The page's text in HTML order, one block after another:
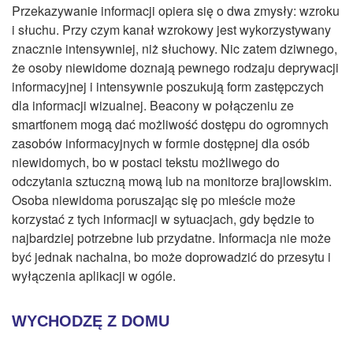
Przekazywanie informacji opiera się o dwa zmysły: wzroku
i słuchu. Przy czym kanał wzrokowy jest wykorzystywany
znacznie intensywniej, niż słuchowy. Nic zatem dziwnego,
że osoby niewidome doznają pewnego rodzaju deprywacji
informacyjnej i intensywnie poszukują form zastępczych
dla informacji wizualnej. Beacony w połączeniu ze
smartfonem mogą dać możliwość dostępu do ogromnych
zasobów informacyjnych w formie dostępnej dla osób
niewidomych, bo w postaci tekstu możliwego do
odczytania sztuczną mową lub na monitorze brajlowskim.
Osoba niewidoma poruszając się po mieście może
korzystać z tych informacji w sytuacjach, gdy będzie to
najbardziej potrzebne lub przydatne. Informacja nie może
być jednak nachalna, bo może doprowadzić do przesytu i
wyłączenia aplikacji w ogóle.
WYCHODZĘ Z DOMU